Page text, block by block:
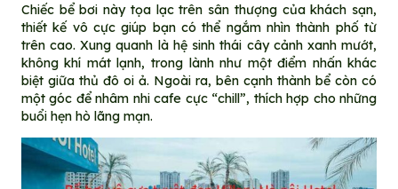
Chiếc bể bơi này tọa lạc trên sân thượng của khách sạn,
thiết kế vô cực giúp bạn có thể ngắm nhìn thành phố từ
trên cao. Xung quanh là hệ sinh thái cây cảnh xanh mướt,
không khí mát lạnh, trong lành như một điểm nhấn khác
biệt giữa thủ đô oi ả. Ngoài ra, bên cạnh thành bể còn có
một góc để nhâm nhi cafe cực “chill”, thích hợp cho những
buổi hẹn hò lãng mạn.